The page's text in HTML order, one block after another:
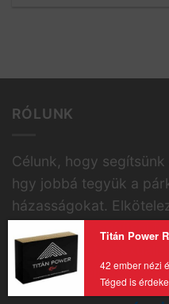
RÓLUNK
Célunk, hogy
hgy jobbá tegyük a
házasságokat.
hogy tudunk segíteni
vonzerejüket, szexuális
tudásukat fejleszteni.
42 ember nézi
Téged is